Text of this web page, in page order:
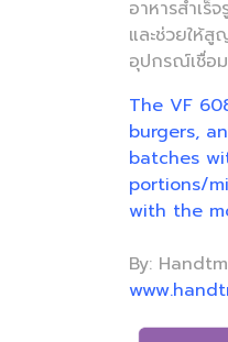
อาหารสำเ
และช่วยให้
อุปกรณ์เชื่อ
The VF
burgers,
batches
portions/
with the
By: